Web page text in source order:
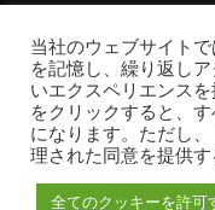
Copyright © 2026 レン
向け移動式ウォールの
当社のウェブサイト
を記憶し、繰り返し
いエクスペリエンス
をクリックすると、
になります。ただし
理された同意を提供す
全てのクッキーを許可